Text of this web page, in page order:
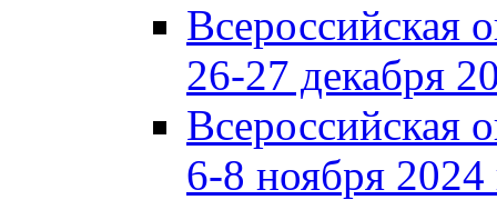
Всероссийская
26-27 декабря
Всероссийская
6-8 ноября 2024